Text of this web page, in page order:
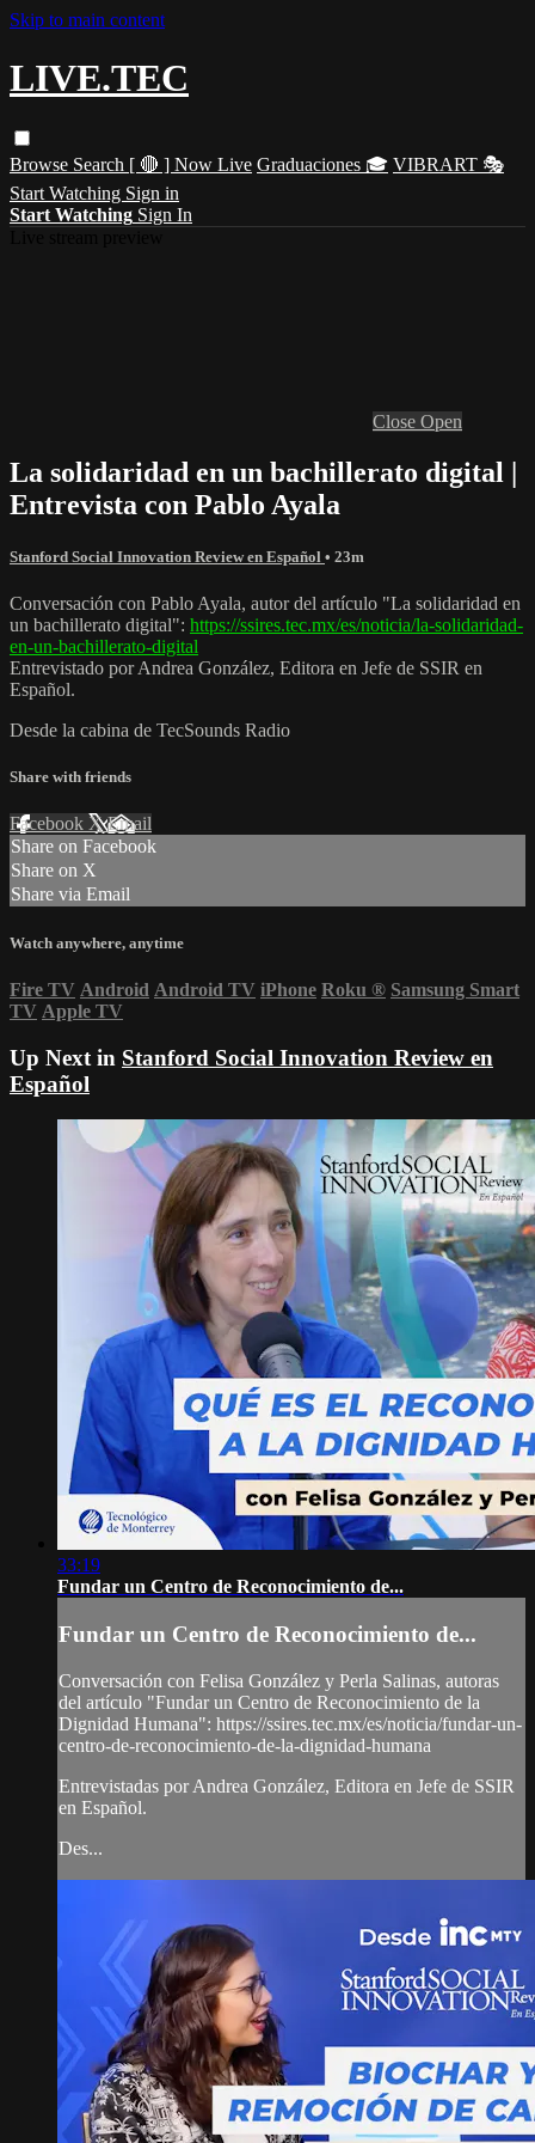
Skip to main content
LIVE.TEC
Browse Search [ 🔴 ] Now Live Graduaciones 🎓 VIBRART 🎭
Start Watching Sign in
Start Watching Sign In
Close Open
La solidaridad en un bachillerato digital |
Entrevista con Pablo Ayala
Stanford Social Innovation Review en Español • 23m
Conversación con Pablo Ayala, autor del artículo "La solidaridad en
un bachillerato digital": https://ssires.tec.mx/es/noticia/la-solidaridad-
en-un-bachillerato-digital
Entrevistado por Andrea González, Editora en Jefe de SSIR en
Español.
Desde la cabina de TecSounds Radio
Share with friends
Facebook XEmail
Share on Facebook
Share on X
Share via Email
Watch anywhere, anytime
Fire TV Android Android TV iPhone Roku ® Samsung Smart
TV Apple TV
Up Next in Stanford Social Innovation Review en
Español
33:19
Fundar un Centro de Reconocimiento de...
Fundar un Centro de Reconocimiento de...
Conversación con Felisa González y Perla Salinas, autoras
del artículo "Fundar un Centro de Reconocimiento de la
Dignidad Humana": https://ssires.tec.mx/es/noticia/fundar-un-
centro-de-reconocimiento-de-la-dignidad-humana
Entrevistadas por Andrea González, Editora en Jefe de SSIR
en Español.
Des...